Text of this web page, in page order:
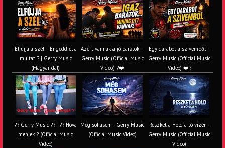
Elfújja a szél – Engedd el a
múltat ? | Gerry Music
(Magyar dal)
Azért vannak a jó barátok –
Gerry Music (Official Music
Video) ?❤️
Egy darabot a szívemből –
Gerry Music (Official Music
Video) ❤️?
?? Gerry Music ?? - ?? Hova
menjek ? (Official Music
Video)
Még sohasem - Gerry Music
(Official Music Video)
Reszket a Hold a tó vizén -
Gerry Music (Official Music
Video)